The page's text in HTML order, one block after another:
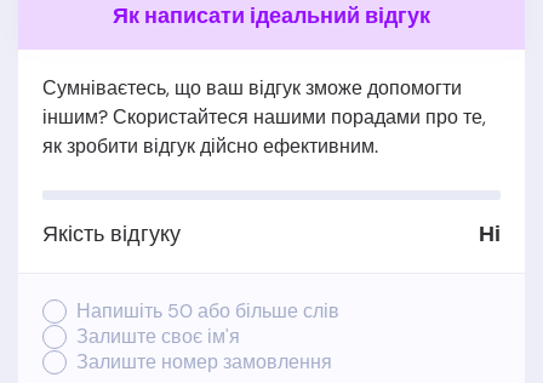
Як написати ідеальний відгук
Сумніваєтесь, що ваш відгук зможе допомогти
іншим? Скористайтеся нашими порадами про те,
як зробити відгук дійсно ефективним.
Якість відгуку Ні
Напишіть 50 або більше слів
Залиште своє ім'я
Залиште номер замовлення